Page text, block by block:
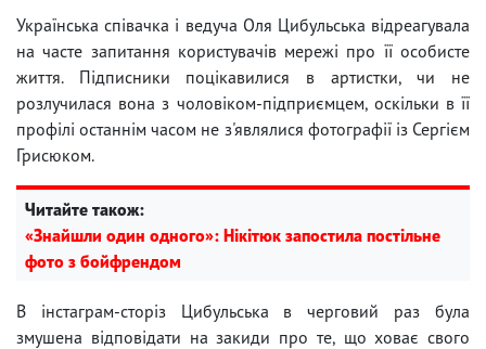
Українська співачка і ведуча Оля Цибульська відреагувала
на часте запитання користувачів мережі про її особисте
життя. Підписники поцікавилися в артистки, чи не
розлучилася вона з чоловіком-підприємцем, оскільки в її
профілі останнім часом не з'являлися фотографії із Сергієм
Грисюком.
Читайте також:
«Знайшли один одного»: Нікітюк запостила постільне
фото з бойфрендом
В інстаграм-сторіз Цибульська в черговий раз була
змушена відповідати на закиди про те, що ховає свого